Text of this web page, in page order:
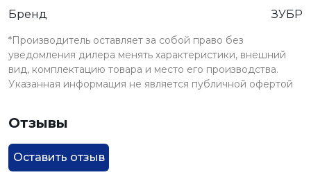
Бренд
ЗУБР
*Производитель оставляет за собой право без
уведомления дилера менять характеристики, внешний
вид, комплектацию товара и место его производства.
Указанная информация не является публичной офертой
Отзывы
Оставить отзыв